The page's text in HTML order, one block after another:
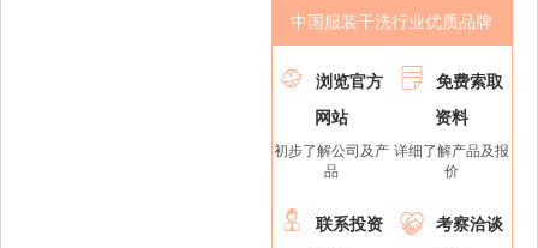
中国服装干洗行业优质品牌

浏览官方
网站
初步了解公司及产
品

免费索取
资料
详细了解产品及报
价

联系投资

考察洽谈